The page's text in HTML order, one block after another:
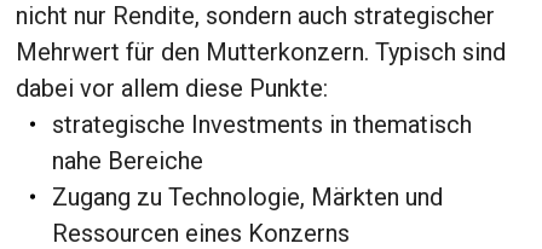
nicht nur Rendite, sondern auch strategischer
Mehrwert für den Mutterkonzern. Typisch sind
dabei vor allem diese Punkte:
strategische Investments in thematisch
nahe Bereiche
Zugang zu Technologie, Märkten und
Ressourcen eines Konzerns